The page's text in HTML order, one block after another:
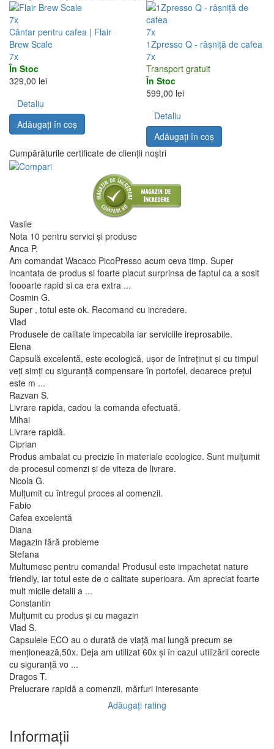
7x
Cântar pentru cafea | Flair
Brew Scale
7x
În Stoc
329,00 lei
Detaliu
Adăugați în coş
7x
1Zpresso Q - râșniță de cafea
7x
Transport gratuit
În Stoc
599,00 lei
Detaliu
Adăugați în coş
Cumpărăturile certificate de clienții noștri
Vasile
Nota 10 pentru servici și produse
Anca P.
Am comandat Wacaco PicoPresso acum ceva timp. Super
incantata de produs si foarte placut surprinsa de faptul ca a sosit
foooarte rapid si ca era extra ...
Cosmin G.
Super , totul este ok. Recomand cu incredere.
Vlad
Produsele de calitate impecabila iar serviciile ireprosabile.
Elena
Capsulă excelentă, este ecologică, ușor de întreținut și cu timpul
veți simți cu siguranță compensare în portofel, deoarece prețul
este m ...
Razvan S.
Livrare rapida, cadou la comanda efectuată.
Mihai
Livrare rapidă.
Ciprian
Produs ambalat cu precizie în materiale ecologice. Sunt mulțumit
de procesul comenzi și de viteza de livrare.
Nicola G.
Mulțumit cu întregul proces al comenzii.
Fabio
Cafea excelentă
Diana
Magazin fără probleme
Stefana
Multumesc pentru comanda! Produsul este impachetat nature
friendly, iar totul este de o calitate superioara. Am apreciat foarte
mult micile detalii a ...
Constantin
Mulțumit cu produs și cu magazin
Vlad S.
Capsulele ECO au o durată de viață mai lungă precum se
menționează,50x. Deja am utilizat 60x și în cazul utilizării corecte
cu siguranță vo ...
Dragos T.
Prelucrare rapidă a comenzii, mărfuri interesante
Adăugați rating
Informaţii